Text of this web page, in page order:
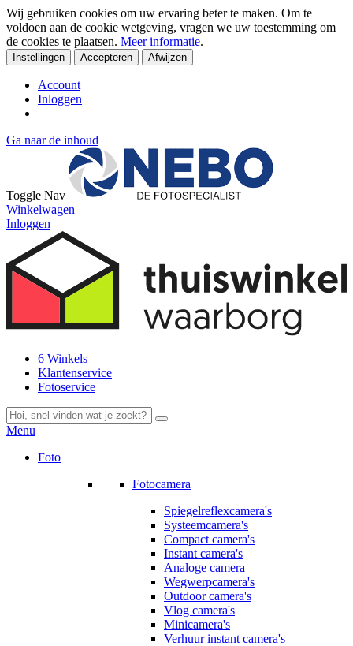
Wij gebruiken cookies om uw ervaring beter te maken. Om te
voldoen aan de cookie wetgeving, vragen we uw toestemming om
de cookies te plaatsen. Meer informatie.
Instellingen Accepteren Afwijzen
Account
Inloggen
Ga naar de inhoud
Toggle Nav
Winkelwagen
Inloggen
6 Winkels
Klantenservice
Fotoservice
Menu
Foto
Fotocamera
Spiegelreflexcamera's
Systeemcamera's
Compact camera's
Instant camera's
Analoge camera
Wegwerpcamera's
Outdoor camera's
Vlog camera's
Minicamera's
Verhuur instant camera's